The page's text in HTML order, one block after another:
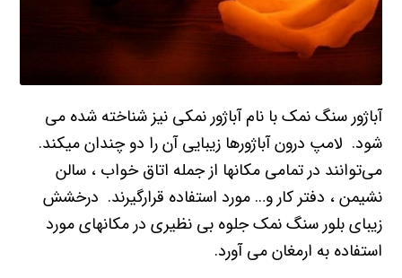
آباژور سنگ نمک با نام آباژور نمکی نیز شناخته شده می
شود. لامپ درون آباژورها زیبایی آن را دو چندان میکند.
می‌توانند در تمامی مکانها از جمله اتاق خواب ، سالن
نشیمن ، دفتر کار و… مورد استفاده قرارگیرند. درخشش
زیبای بلور سنگ نمک جلوه بی نظیری در مکانهای مورد
استفاده به ارمغان می آورد.